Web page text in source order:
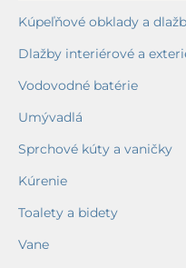
Kúpeľňové obklady a
Dlažby interiérové a
Vodovodné batérie
Umývadlá
Sprchové kúty a vaničky
Kúrenie
Toalety a bidety
Vane